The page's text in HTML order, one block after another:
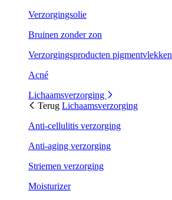
Verzorgingsolie
Bruinen zonder zon
Verzorgingsproducten pigmentvlekken
Acné
Lichaamsverzorging
Terug Lichaamsverzorging
Anti-cellulitis verzorging
Anti-aging verzorging
Striemen verzorging
Moisturizer